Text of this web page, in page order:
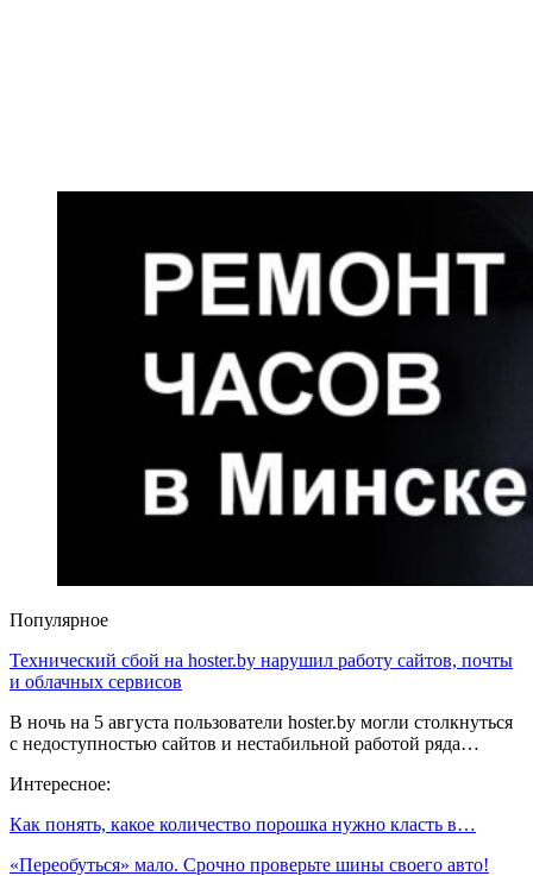
Популярное
Технический сбой на hoster.by нарушил работу сайтов, почты
и облачных сервисов
В ночь на 5 августа пользователи hoster.by могли столкнуться
с недоступностью сайтов и нестабильной работой ряда…
Интересное:
Как понять, какое количество порошка нужно класть в…
«Переобуться» мало. Срочно проверьте шины своего авто!